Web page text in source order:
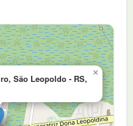
São Leopoldo - RS,
×